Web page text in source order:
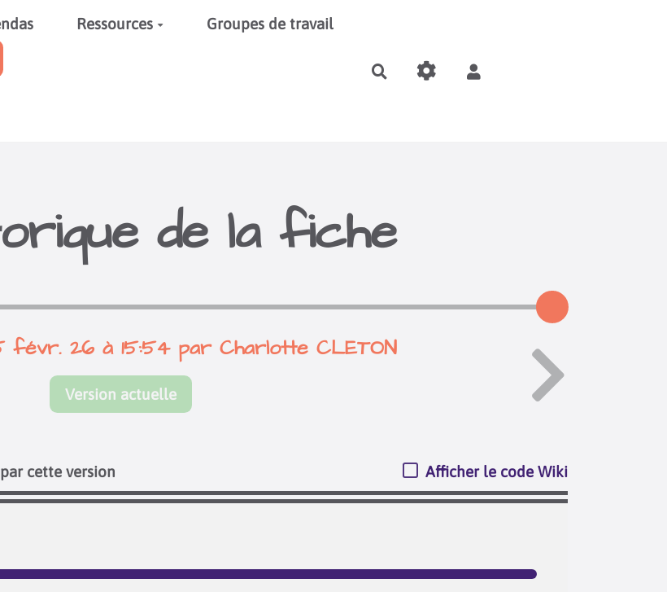
Ressources
Groupes de travail
Rechercher
de la fiche
févr. 26 à 15:54 par Charlotte CLETON
Version actuelle
cette version Afficher le code Wiki